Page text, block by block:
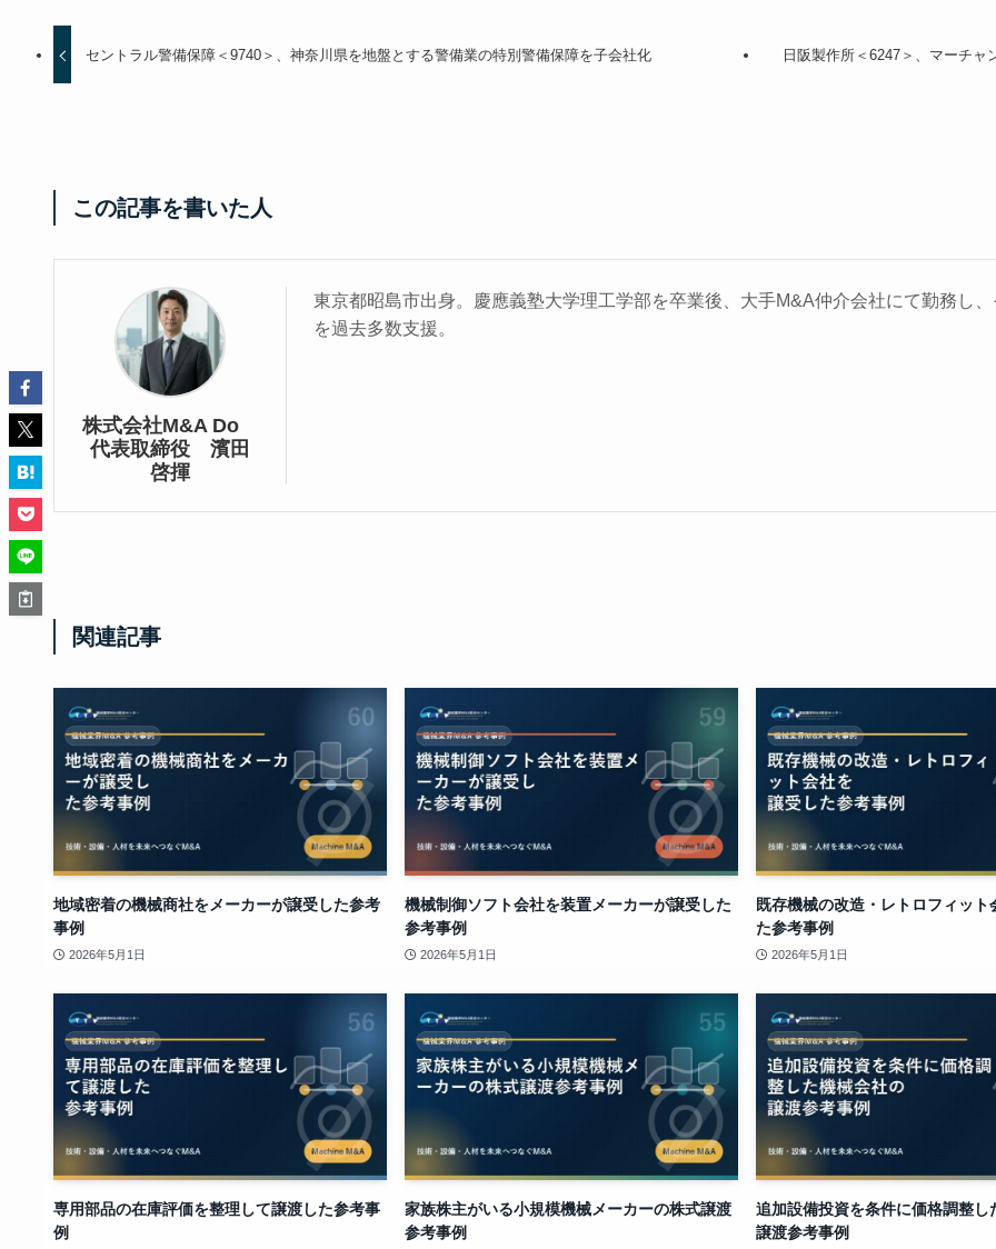
セントラル警備保障＜9740＞、神奈川県を地盤とする警備業の特別警備保障を子会社化 日阪製作所＜6247＞、マーチ
この記事を書いた人
株式会社M&A Do
代表取締役 濱田
啓揮
東京都昭島市出身。慶應義塾大学理工学部を卒業後、大手M&A仲介会社にて勤務し
を過去多数支援。
関連記事
地域密着の機械商社をメーカーが譲受した参考
事例
2026年5月1日
機械制御ソフト会社を装置メーカーが譲受した
参考事例
2026年5月1日
既存機械の改造・レトロフィット
た参考事例
2026年5月1日
専用部品の在庫評価を整理して譲渡した参考事
例
家族株主がいる小規模機械メーカーの株式譲渡
参考事例
追加設備投資を条件に価格調整し
譲渡参考事例